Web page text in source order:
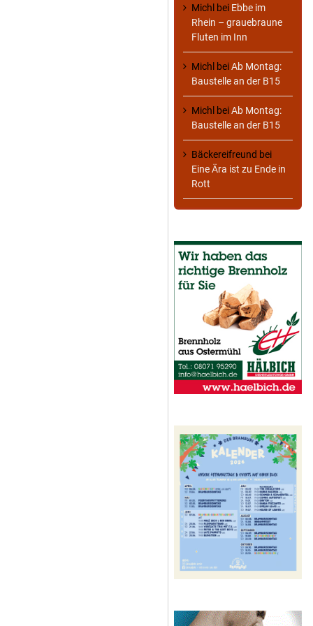
Michl bei Ebbe im
Rhein – grauebraune
Fluten im Inn
Michl beiAb Montag:
Baustelle an der B15
Michl beiAb Montag:
Baustelle an der B15
Bäckereifreund bei
Eine Ära ist zu Ende in
Rott